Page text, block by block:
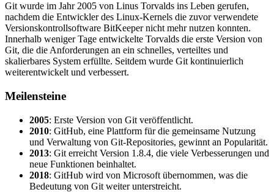
Git wurde im Jahr 2005 von Linus Torvalds ins Leben gerufen,
nachdem die Entwickler des Linux-Kernels die zuvor verwendete
Versionskontrollsoftware BitKeeper nicht mehr nutzen konnten.
Innerhalb weniger Tage entwickelte Torvalds die erste Version von
Git, die die Anforderungen an ein schnelles, verteiltes und
skalierbares System erfüllte. Seitdem wurde Git kontinuierlich
weiterentwickelt und verbessert.
Meilensteine
2005: Erste Version von Git veröffentlicht.
2010: GitHub, eine Plattform für die gemeinsame Nutzung
und Verwaltung von Git-Repositories, gewinnt an Popularität.
2013: Git erreicht Version 1.8.4, die viele Verbesserungen und
neue Funktionen beinhaltet.
2018: GitHub wird von Microsoft übernommen, was die
Bedeutung von Git weiter unterstreicht.